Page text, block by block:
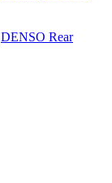
DENSO Rear